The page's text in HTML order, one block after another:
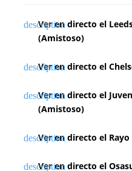
Ver en directo el
(Amistoso)
Ver en directo el
Ver en directo el
(Amistoso)
Ver en directo el
Ver en directo el